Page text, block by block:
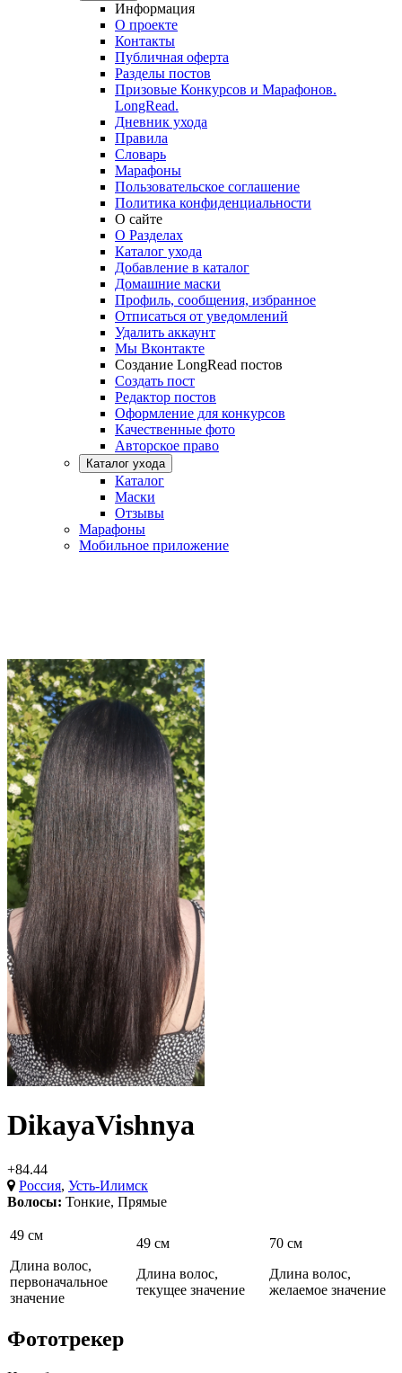
Информация
О проекте
Контакты
Публичная оферта
Разделы постов
Призовые Конкурсов и Марафонов.
LongRead.
Дневник ухода
Правила
Словарь
Марафоны
Пользовательское соглашение
Политика конфиденциальности
О сайте
О Разделах
Каталог ухода
Добавление в каталог
Домашние маски
Профиль, сообщения, избранное
Отписаться от уведомлений
Удалить аккаунт
Мы Вконтакте
Создание LongRead постов
Создать пост
Редактор постов
Оформление для конкурсов
Качественные фото
Авторское право
Каталог ухода
Каталог
Маски
Отзывы
Марафоны
Мобильное приложение
DikayaVishnya
+84.44
Россия, Усть-Илимск
Волосы: Тонкие, Прямые
49 см
Длина волос,
первоначальное
значение
49 см
Длина волос,
текущее значение
70 см
Длина волос,
желаемое значение
Фототрекер